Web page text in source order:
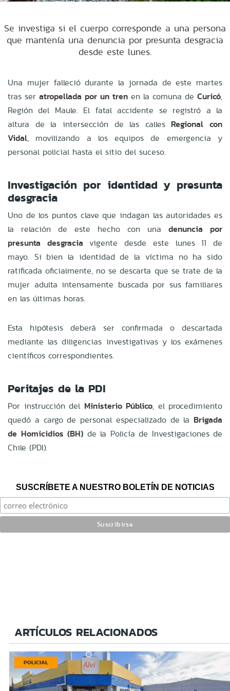
Se investiga si el cuerpo corresponde a una persona
que mantenía una denuncia por presunta desgracia
desde este lunes.
Una mujer falleció durante la jornada de este martes
tras ser atropellada por un tren en la comuna de Curicó,
Región del Maule. El fatal accidente se registró a la
altura de la intersección de las calles Regional con
Vidal, movilizando a los equipos de emergencia y
personal policial hasta el sitio del suceso.
Investigación por identidad y presunta
desgracia
Uno de los puntos clave que indagan las autoridades es
la relación de este hecho con una denuncia por
presunta desgracia vigente desde este lunes 11 de
mayo. Si bien la identidad de la víctima no ha sido
ratificada oficialmente, no se descarta que se trate de la
mujer adulta intensamente buscada por sus familiares
en las últimas horas.
Esta hipótesis deberá ser confirmada o descartada
mediante las diligencias investigativas y los exámenes
científicos correspondientes.
Peritajes de la PDI
Por instrucción del Ministerio Público, el procedimiento
quedó a cargo de personal especializado de la Brigada
de Homicidios (BH) de la Policía de Investigaciones de
Chile (PDI).
SUSCRÍBETE A NUESTRO BOLETÍN DE NOTICIAS
ARTÍCULOS RELACIONADOS
POLICIAL